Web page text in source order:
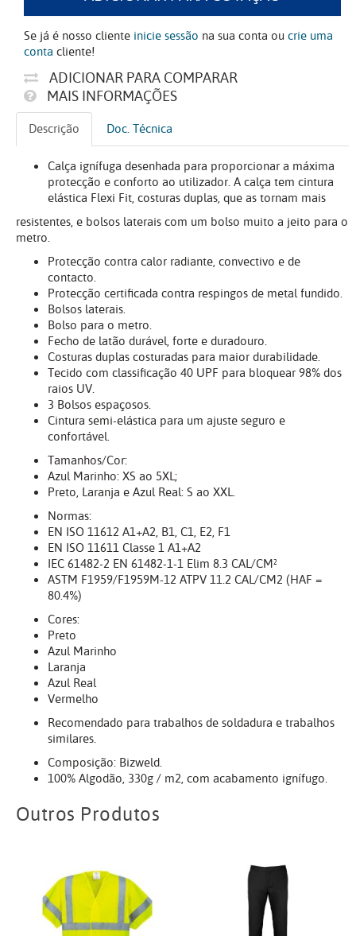
Se já é nosso cliente inicie sessão na sua conta oucrie uma
conta cliente!
ADICIONAR PARA COMPARAR
MAIS INFORMAÇÕES
Descrição Doc. Técnica
Calça ignífuga desenhada para proporcionar a máxima
protecção e conforto ao utilizador. A calça tem cintura
elástica Flexi Fit, costuras duplas, que as tornam mais
resistentes, e bolsos laterais com um bolso muito a jeito para o
metro.
Protecção contra calor radiante, convectivo e de
contacto.
Protecção certificada contra respingos de metal fundido.
Bolsos laterais.
Bolso para o metro.
Fecho de latão durável, forte e duradouro.
Costuras duplas costuradas para maior durabilidade.
Tecido com classificação 40 UPF para bloquear 98% dos
raios UV.
3 Bolsos espaçosos.
Cintura semi-elástica para um ajuste seguro e
confortável.
Tamanhos/Cor:
Azul Marinho: XS ao 5XL;
Preto, Laranja e Azul Real: S ao XXL.
Normas:
EN ISO 11612 A1+A2, B1, C1, E2, F1
EN ISO 11611 Classe 1 A1+A2
IEC 61482-2 EN 61482-1-1 Elim 8.3 CAL/CM²
ASTM F1959/F1959M-12 ATPV 11.2 CAL/CM2 (HAF =
80.4%)
Cores:
Preto
Azul Marinho
Laranja
Azul Real
Vermelho
Recomendado para trabalhos de soldadura e trabalhos
similares.
Composição: Bizweld.
100% Algodão, 330g / m2, com acabamento ignífugo.
Outros Produtos